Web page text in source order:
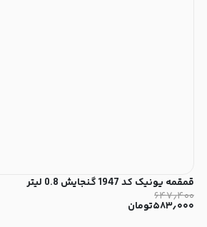
قمقمه یونیک کد 1947 گنجایش 0.8 لیتر
۶۴۷٫۴۰۰
۵۸۳٫۰۰۰تومان